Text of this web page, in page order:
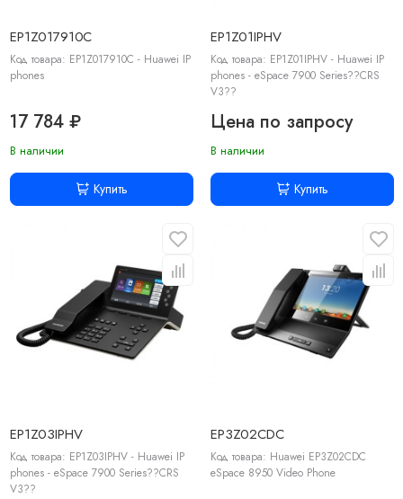
EP1Z017910C
Код товара: EP1Z017910C - Huawei IP
phones
17 784 ₽
В наличии
Купить
EP1Z01IPHV
Код товара: EP1Z01IPHV - Huawei IP
phones - eSpace 7900 Series??CRS
V3??
Цена по запросу
В наличии
Купить
EP1Z03IPHV
Код товара: EP1Z03IPHV - Huawei IP
phones - eSpace 7900 Series??CRS
V3??
EP3Z02CDC
Код товара: Huawei EP3Z02CDC
eSpace 8950 Video Phone